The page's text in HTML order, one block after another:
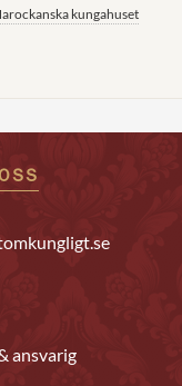
kungahuset
ansvarig